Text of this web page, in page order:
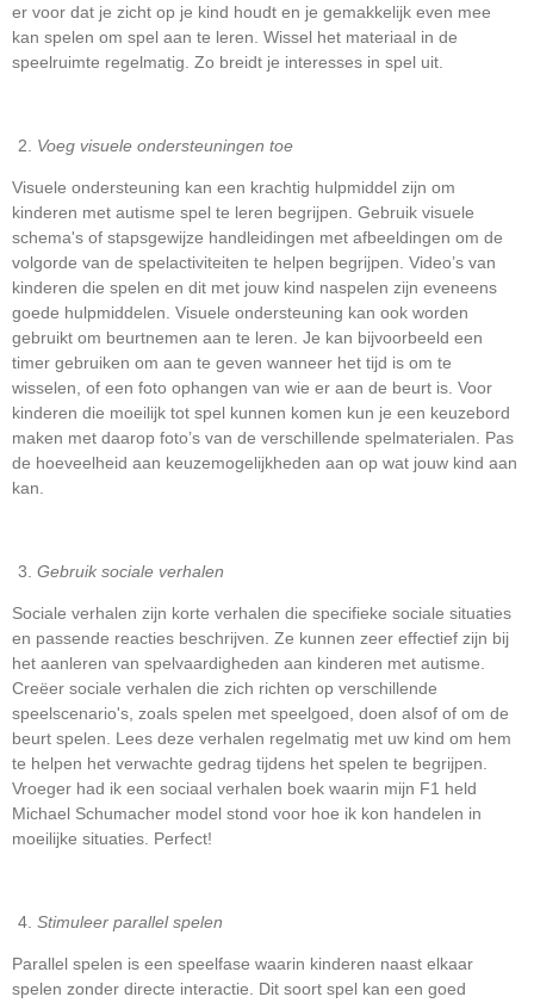
er voor dat je zicht op je kind houdt en je gemakkelijk even mee
kan spelen om spel aan te leren. Wissel het materiaal in de
speelruimte regelmatig. Zo breidt je interesses in spel uit.
Voeg visuele ondersteuningen toe
Visuele ondersteuning kan een krachtig hulpmiddel zijn om
kinderen met autisme spel te leren begrijpen. Gebruik visuele
schema's of stapsgewijze handleidingen met afbeeldingen om de
volgorde van de spelactiviteiten te helpen begrijpen. Video’s van
kinderen die spelen en dit met jouw kind naspelen zijn eveneens
goede hulpmiddelen. Visuele ondersteuning kan ook worden
gebruikt om beurtnemen aan te leren. Je kan bijvoorbeeld een
timer gebruiken om aan te geven wanneer het tijd is om te
wisselen, of een foto ophangen van wie er aan de beurt is. Voor
kinderen die moeilijk tot spel kunnen komen kun je een keuzebord
maken met daarop foto’s van de verschillende spelmaterialen. Pas
de hoeveelheid aan keuzemogelijkheden aan op wat jouw kind aan
kan.
Gebruik sociale verhalen
Sociale verhalen zijn korte verhalen die specifieke sociale situaties
en passende reacties beschrijven. Ze kunnen zeer effectief zijn bij
het aanleren van spelvaardigheden aan kinderen met autisme.
Creëer sociale verhalen die zich richten op verschillende
speelscenario's, zoals spelen met speelgoed, doen alsof of om de
beurt spelen. Lees deze verhalen regelmatig met uw kind om hem
te helpen het verwachte gedrag tijdens het spelen te begrijpen.
Vroeger had ik een sociaal verhalen boek waarin mijn F1 held
Michael Schumacher model stond voor hoe ik kon handelen in
moeilijke situaties. Perfect!
Stimuleer parallel spelen
Parallel spelen is een speelfase waarin kinderen naast elkaar
spelen zonder directe interactie. Dit soort spel kan een goed